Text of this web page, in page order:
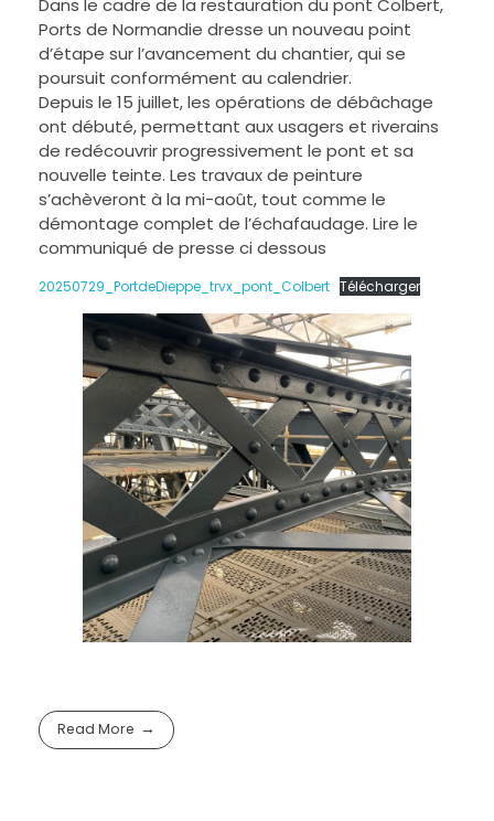
Dans le cadre de la restauration du pont Colbert,
Ports de Normandie dresse un nouveau point
d’étape sur l’avancement du chantier, qui se
poursuit conformément au calendrier.
Depuis le 15 juillet, les opérations de débâchage
ont débuté, permettant aux usagers et riverains
de redécouvrir progressivement le pont et sa
nouvelle teinte. Les travaux de peinture
s’achèveront à la mi-août, tout comme le
démontage complet de l’échafaudage. Lire le
communiqué de presse ci dessous
20250729_PortdeDieppe_trvx_pont_Colbert Télécharger
Read More